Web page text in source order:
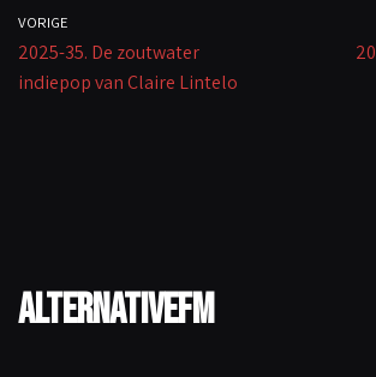
VORIGE
2025-35. De zoutwater
indiepop van Claire Lintelo
AlternativeFM